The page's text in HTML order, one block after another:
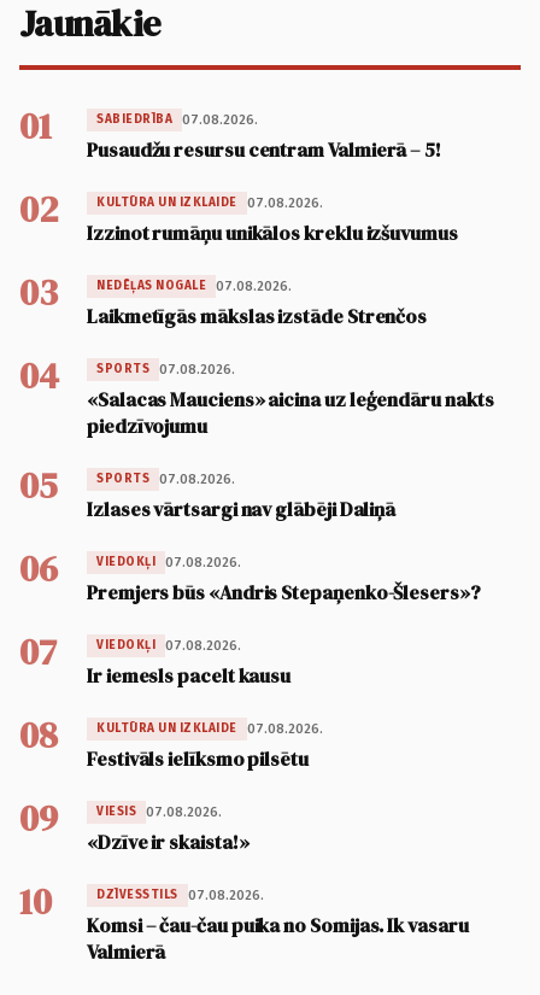
Jaunākie
01 SABIEDRĪBA 07.08.2026.
Pusaudžu resursu centram Valmierā – 5!
02 KULTŪRA UN IZKLAIDE 07.08.2026.
Izzinot rumāņu unikālos kreklu izšuvumus
03 NEDĒĻAS NOGALE 07.08.2026.
Laikmetīgās mākslas izstāde Strenčos
04 SPORTS 07.08.2026.
«Salacas Mauciens» aicina uz leģendāru nakts
piedzīvojumu
05 SPORTS 07.08.2026.
Izlases vārtsargi nav glābēji Daliņā
06 VIEDOKĻI 07.08.2026.
Premjers būs «Andris Stepaņenko-Šlesers»?
07 VIEDOKĻI 07.08.2026.
Ir iemesls pacelt kausu
08 KULTŪRA UN IZKLAIDE 07.08.2026.
Festivāls ielīksmo pilsētu
09 VIESIS 07.08.2026.
«Dzīve ir skaista!»
10 DZĪVESSTILS 07.08.2026.
Komsi – čau-čau puika no Somijas. Ik vasaru
Valmierā